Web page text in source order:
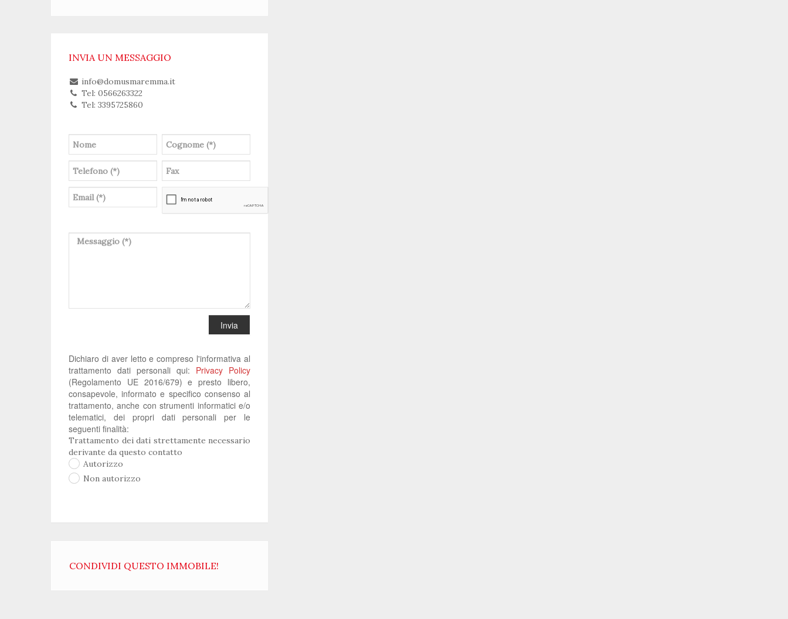
INVIA UN MESSAGGIO
info@domusmaremma.it
Tel: 0566263322
Tel: 3395725860
Invia
Dichiaro di aver letto e compreso l'informativa al
trattamento dati personali qui: Privacy Policy
(Regolamento UE 2016/679) e presto libero,
consapevole, informato e specifico consenso al
trattamento, anche con strumenti informatici e/o
telematici, dei propri dati personali per le
seguenti finalità:
Trattamento dei dati strettamente necessario
derivante da questo contatto
Autorizzo
Non autorizzo
CONDIVIDI QUESTO IMMOBILE!